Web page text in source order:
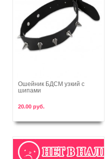
Ошейник БДСМ узкий с
шипами
20.00 руб.